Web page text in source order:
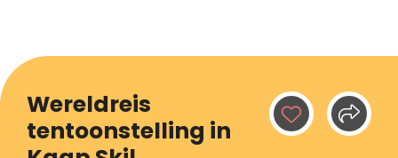
Wereldreis
tentoonstelling in